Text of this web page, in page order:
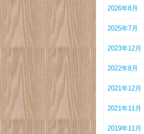
2026年8月
2025年7月
2023年12月
2022年8月
2021年12月
2021年11月
2019年11月